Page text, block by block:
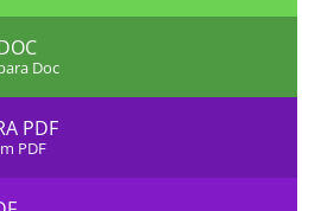
Doc
PDF
PDF